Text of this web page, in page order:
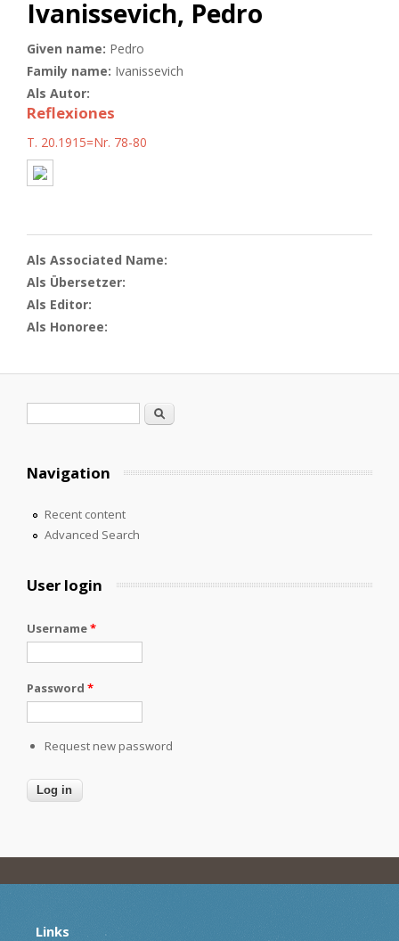
Ivanissevich, Pedro
Given name: Pedro
Family name: Ivanissevich
Als Autor:
Reflexiones
T. 20.1915=Nr. 78-80
Als Associated Name:
Als Übersetzer:
Als Editor:
Als Honoree:
Search
Navigation
Recent content
Advanced Search
User login
Username*
Password *
Request new password
Links